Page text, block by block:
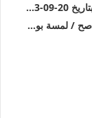
أوروبا